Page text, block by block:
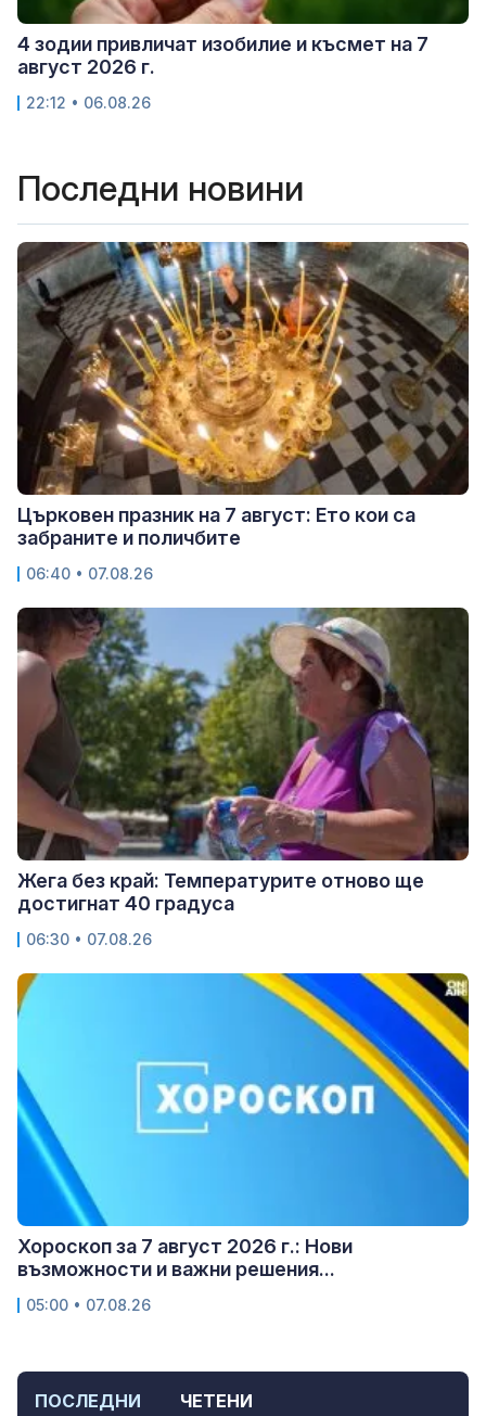
ПОСЛЕДНИ ЧЕТЕНИ
4 зодии привличат изобилие и късмет на 7
август 2026 г.
22:12 • 06.08.26
Последни новини
Църковен празник на 7 август: Ето кои са
забраните и поличбите
06:40 • 07.08.26
Жега без край: Температурите отново ще
достигнат 40 градуса
06:30 • 07.08.26
Хороскоп за 7 август 2026 г.: Нови
възможности и важни решения...
05:00 • 07.08.26